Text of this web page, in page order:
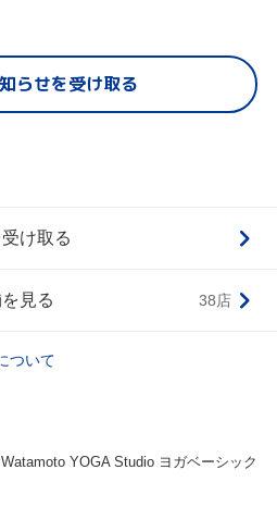
らせを受け取る
け取る
見る 38店
ついて
YOGA Studio ヨガベーシック